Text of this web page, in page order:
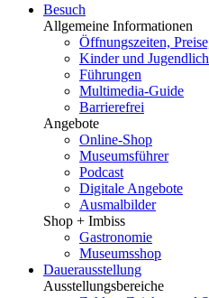
Besuch
Allgemeine Informationen
Öffnungszeiten,
Kinder und
Führungen
Multimedia-Guide
Barrierefrei
Angebote
Online-Shop
Museumsführer
Podcast
Digitale Angebote
Ausmalbilder
Shop + Imbiss
Gastronomie
Museumsshop
Dauerausstellung
Ausstellungsbereiche